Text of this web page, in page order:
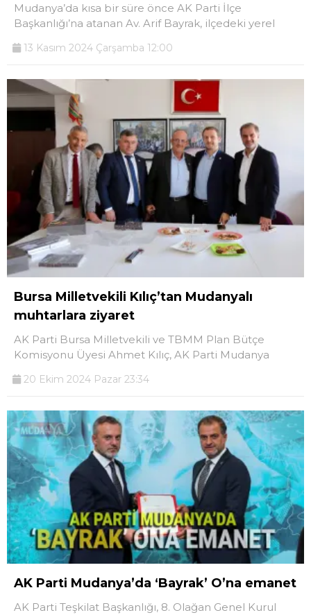
Mudanya’da kısa bir süre önce AK Parti İlçe
Başkanlığı’na atanan Av. Arif Bayrak, ilçedeki yerel
13 Kasım 2024 Çarşamba 12:00
Bursa Milletvekili Kılıç’tan Mudanyalı
muhtarlara ziyaret
AK Parti Bursa Milletvekili ve TBMM Plan Bütçe
Komisyonu Üyesi Ahmet Kılıç, AK Parti Mudanya
20 Ekim 2024 Pazar 23:34
AK Parti Mudanya’da ‘Bayrak’ O’na emanet
AK Parti Teşkilat Başkanlığı, 8. Olağan Genel Kurul